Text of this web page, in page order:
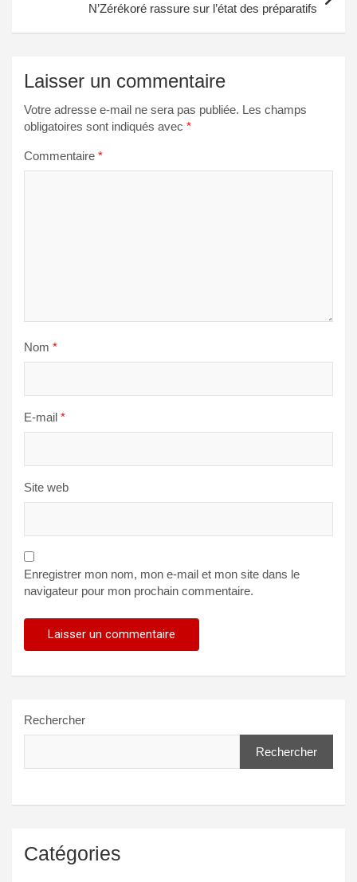
N’Zérékoré rassure sur l’état des préparatifs
Laisser un commentaire
Votre adresse e-mail ne sera pas publiée. Les champs
obligatoires sont indiqués avec *
Commentaire *
Nom *
E-mail *
Site web
Enregistrer mon nom, mon e-mail et mon site dans le
navigateur pour mon prochain commentaire.
Rechercher
Rechercher
Catégories